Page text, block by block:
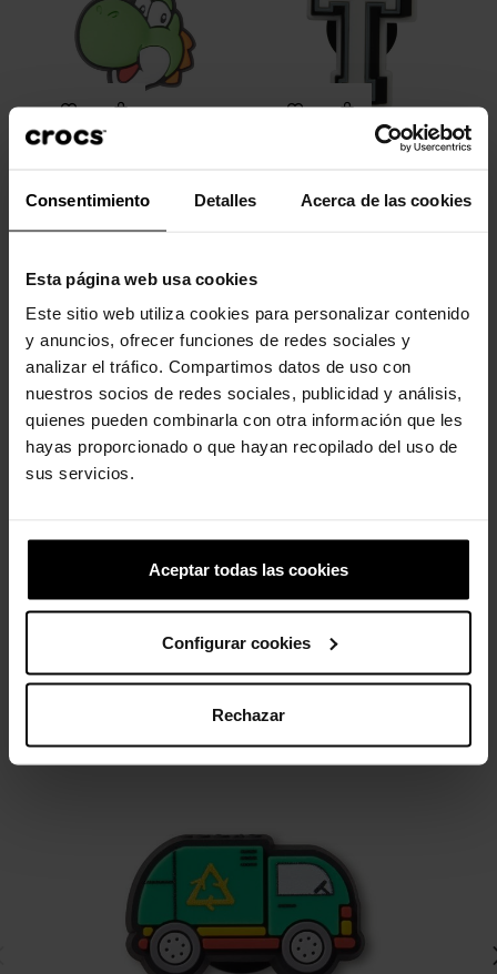
Consentimiento Detalles Acerca de las cookies
Esta página web usa cookies
Este sitio web utiliza cookies para personalizar contenido
y anuncios, ofrecer funciones de redes sociales y
analizar el tráfico. Compartimos datos de uso con
nuestros socios de redes sociales, publicidad y análisis,
quienes pueden combinarla con otra información que les
hayas proporcionado o que hayan recopilado del uso de
sus servicios.
Aceptar todas las cookies
Configurar cookies
Rechazar
4,99 € 3,99 € 4,99 € 3,99 €
-30%
Zuecos unisex Crush U
4 otros productos de la misma